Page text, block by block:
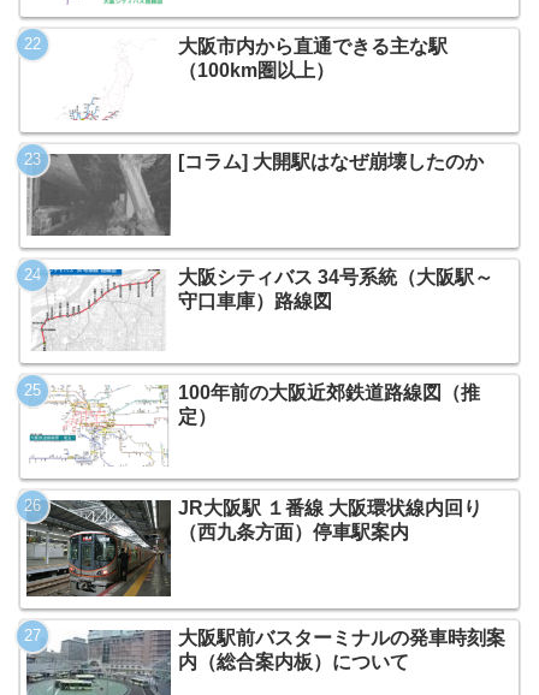
大阪市内から直通できる主な駅
（100km圏以上）
[コラム] 大開駅はなぜ崩壊したのか
大阪シティバス 34号系統（大阪駅～
守口車庫）路線図
100年前の大阪近郊鉄道路線図（推
定）
JR大阪駅 １番線 大阪環状線内回り
（西九条方面）停車駅案内
大阪駅前バスターミナルの発車時刻案
内（総合案内板）について